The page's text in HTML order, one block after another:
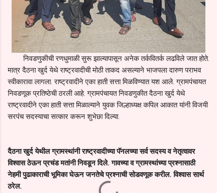
निवडणुकीची रणधुमाळी सुरू झाल्यापासून अनेक तर्कवितर्क लढविले जात होते.
मात्र दैठना खुर्द येथे राष्ट्रवादीची मोठी ताकद असल्याने भाजपला दारुण पराभव
स्वीकारावा लागला. राष्ट्रवादीने एका हाती सत्ता मिळविण्यात यश आले. ग्रामपंचायत
निवडणूक प्रतिष्ठेची ठरली आहे. ग्रामपंचायत निवडणुकीत दैठना खुर्द येथे
राष्ट्रवादीने एका हाती सत्ता मिळाल्याने युवक जिल्हाध्यक्ष कपिल आकात यांनी विजयी
सरपंच सदस्याचा सत्कार करून शुभेछा दिल्या.
दैठना खुर्द येथील ग्रामस्थांनी राष्ट्रवादीच्या पॅनलच्या सर्व सदस्य व नेतृत्वावर
विश्वास ठेऊन प्रचंड मतांनी निवडून दिले. गावच्या व ग्रामस्थांच्या प्रश्नासाठी
नेहमी पुढाकाराची भूमिका घेऊन जनतेचे प्रश्नाची सोडवणूक करील. विश्वास सार्थ
ठरेल.